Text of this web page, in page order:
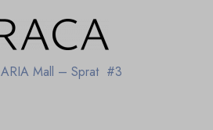
ARIA Mall – Sprat #3